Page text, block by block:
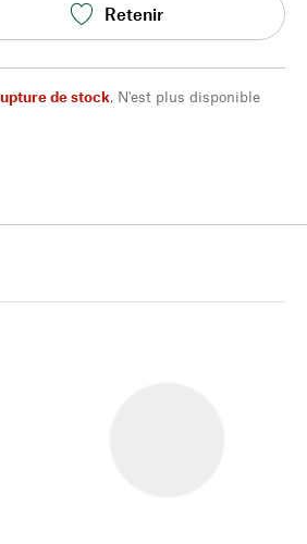
Retenir
de stock, N'est plus disponible